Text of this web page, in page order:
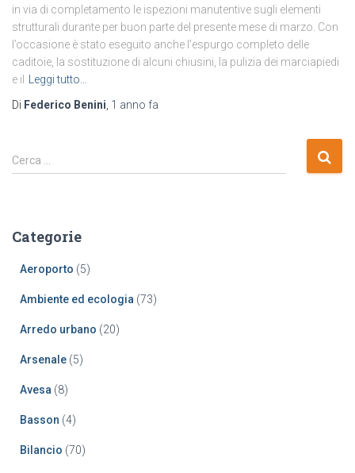
in via di completamento le ispezioni manutentive sugli elementi
strutturali durante per buon parte del presente mese di marzo. Con
l’occasione è stato eseguito anche l’espurgo completo delle
caditoie, la sostituzione di alcuni chiusini, la pulizia dei marciapiedi
e il
Leggi tutto…
Di Federico Benini, 1 anno fa
R
i
c
Cerca …
Categorie
Aeroporto (5)
Ambiente ed ecologia (73)
Arredo urbano (20)
Arsenale (5)
Avesa (8)
Basson (4)
Bilancio (70)